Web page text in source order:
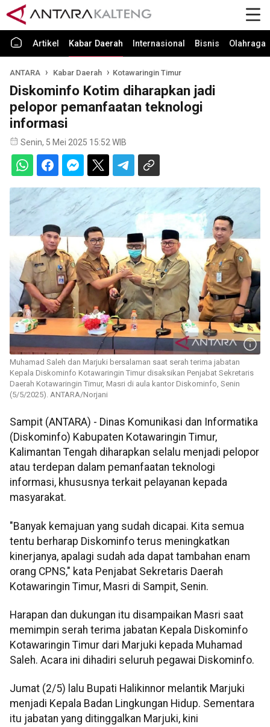
Artikel Kabar Daerah Internasional Bisnis Olahraga
ANTARA Kabar Daerah Kotawaringin Timur
Diskominfo Kotim diharapkan jadi
pelopor pemanfaatan teknologi
informasi
Senin, 5 Mei 2025 15:52 WIB
Muhamad Saleh dan Marjuki bersalaman saat serah terima jabatan
Kepala Diskominfo Kotawaringin Timur disaksikan Penjabat Sekretaris
Daerah Kotawaringin Timur, Masri di aula kantor Diskominfo, Senin
(5/5/2025). ANTARA/Norjani
Sampit (ANTARA) - Dinas Komunikasi dan Informatika
(Diskominfo) Kabupaten Kotawaringin Timur,
Kalimantan Tengah diharapkan selalu menjadi pelopor
atau terdepan dalam pemanfaatan teknologi
informasi, khususnya terkait pelayanan kepada
masyarakat.
"Banyak kemajuan yang sudah dicapai. Kita semua
tentu berharap Diskominfo terus meningkatkan
kinerjanya, apalagi sudah ada dapat tambahan enam
orang CPNS," kata Penjabat Sekretaris Daerah
Kotawaringin Timur, Masri di Sampit, Senin.
Harapan dan dukungan itu disampaikan Masri saat
memimpin serah terima jabatan Kepala Diskominfo
Kotawaringin Timur dari Marjuki kepada Muhamad
Saleh. Acara ini dihadiri seluruh pegawai Diskominfo.
Jumat (2/5) lalu Bupati Halikinnor melantik Marjuki
menjadi Kepala Badan Lingkungan Hidup. Sementara
itu jabatan yang ditinggalkan Marjuki, kini